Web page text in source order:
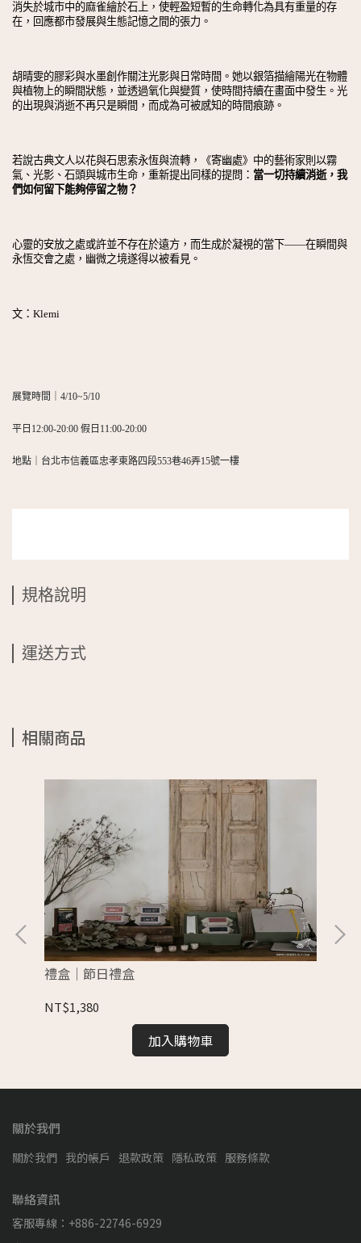
消失於城市中的麻雀繪於石上，使輕盈短暫的生命轉化為具有重量的存
在，回應都市發展與生態記憶之間的張力。
胡晴雯的膠彩與水墨創作關注光影與日常時間。她以銀箔描繪陽光在物體
與植物上的瞬間狀態，並透過氧化與變質，使時間持續在畫面中發生。光
的出現與消逝不再只是瞬間，而成為可被感知的時間痕跡。
若說古典文人以花與石思索永恆與流轉，《寄幽處》中的藝術家則以霧
氣、光影、石頭與城市生命，重新提出同樣的提問： 當一切持續消逝，我
們如何留下能夠停留之物？
心靈的安放之處或許並不存在於遠方，而生成於凝視的當下——在瞬間與
永恆交會之處，幽微之境遂得以被看見。
文：Klemi
展覽時間｜4/10~5/10
平日12:00-20:00 假日11:00-20:00
地點｜台北市信義區忠孝東路四段553巷46弄15號一樓
規格說明
運送方式
相關商品
禮盒│節日禮盒
NT$1,380
加入購物車
關於我們
關於我們 我的帳戶 退款政策 隱私政策 服務條款
聯絡資訊
客服專線：+886-22746-6929